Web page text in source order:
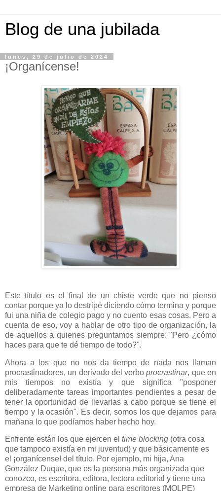
Blog de una jubilada
lunes, 29 de julio de 2024
¡Organícense!
Este título es el final de un chiste verde que no pienso
contar porque ya lo destripé diciendo cómo termina y porque
fui una niña de colegio pago y no cuento esas cosas. Pero a
cuenta de eso, voy a hablar de otro tipo de organización, la
de aquellos a quienes preguntamos siempre: "Pero ¿cómo
haces para que te dé tiempo de todo?".
Ahora a los que no nos da tiempo de nada nos llaman
procrastinadores, un derivado del verboprocrastinar, que en
mis tiempos no existía y que significa "posponer
deliberadamente tareas importantes pendientes a pesar de
tener la oportunidad de llevarlas a cabo porque se tiene el
tiempo y la ocasión". Es decir, somos los que dejamos para
mañana lo que podíamos haber hecho hoy.
Enfrente están los que ejercen el time blocking (otra cosa
que tampoco existía en mi juventud) y que básicamente es
el ¡organícense! del título. Por ejemplo, mi hija, Ana
González Duque, que es la persona más organizada que
conozco, es escritora, editora, lectora editorial y tiene una
empresa de Marketing online para escritores (MOLPE)